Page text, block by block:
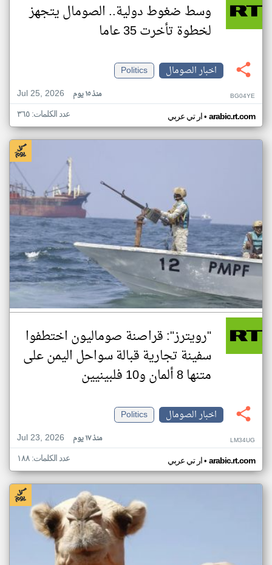
وسط ضغوط دولية.. الصومال يتجهز
لخطوة تأخرت 35 عاما
اخبار الصومال
Politics
Jul 25, 2026
منذ ١٥ يوم BG04YE
ار تي عربي• arabic.rt.com عدد الكلمات: ٣٦٥
"رويترز": قراصنة صوماليون اختطفوا
سفينة تجارية قبالة سواحل اليمن على
متنها 8 ألمان و10 فلبينيين
اخبار الصومال
Politics
Jul 23, 2026
منذ ١٧ يوم LM34UG
ار تي عربي• arabic.rt.com عدد الكلمات: ١٨٨